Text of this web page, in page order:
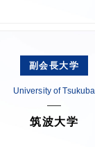
副会長大学
University of Tsukuba
筑波大学